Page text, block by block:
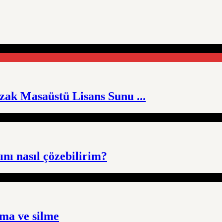
Masaüstü Lisans Sunu ...
nasıl çözebilirim?
ve silme